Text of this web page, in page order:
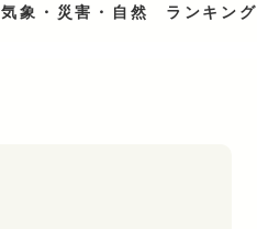
気象・災害・自然 ランキング